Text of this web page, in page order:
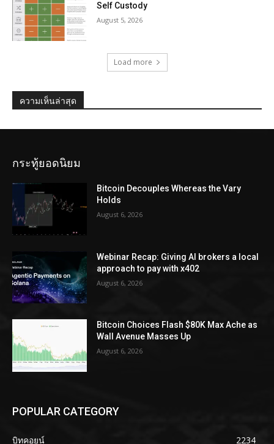
Self Custody
August 5, 2026
Load more
ความเห็นล่าสุด
กระทู้ยอดนิยม
Bitcoin Decouples Whereas the Vary
Holds
August 6, 2026
Webinar Recap: Giving AI brokers a local
approach to pay with x402
August 6, 2026
Bitcoin Choices Flash $80K Max Ache as
Wall Avenue Masses Up
August 6, 2026
POPULAR CATEGORY
บิทคอยน์
2234